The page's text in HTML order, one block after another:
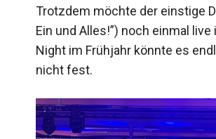
Trotzdem möchte der einstige
Ein und Alles!”) noch einmal
Night im Frühjahr könnte es
nicht fest.